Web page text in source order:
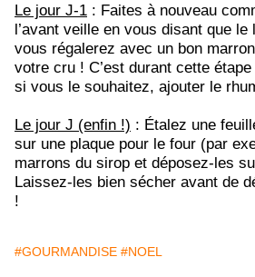
Le jour J-1 : Faites à nouveau
l’avant veille en vous disant que le
vous régalerez avec un bon
votre cru ! C’est durant cette
si vous le souhaitez, ajouter le
Le jour J (enfin !) : Étalez une
sur une plaque pour le four (par
marrons du sirop et déposez-les
Laissez-les bien sécher avant de
!
#GOURMANDISE #NOEL